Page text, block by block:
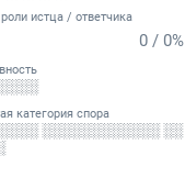
истца / ответчика
0 / 0%
категория спора
░░░░░░░░░░░░ ░░